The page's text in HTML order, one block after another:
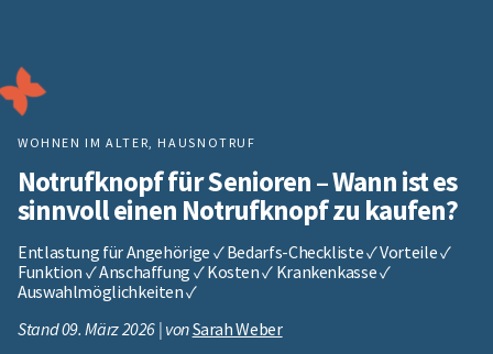
WOHNEN IM ALTER, HAUSNOTRUF
Notrufknopf für Senioren – Wann ist es
sinnvoll einen Notrufknopf zu kaufen?
Entlastung für Angehörige ✓ Bedarfs-Checkliste ✓ Vorteile ✓
Funktion ✓ Anschaffung ✓ Kosten ✓ Krankenkasse ✓
Auswahlmöglichkeiten ✓
Stand 09. März 2026 | vonSarah Weber